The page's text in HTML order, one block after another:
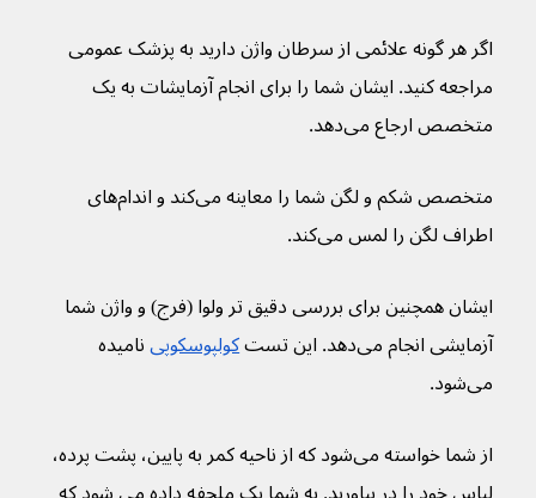
اگر هر گونه علائمی از سرطان واژن دارید به پزشک عمومی
مراجعه کنید. ایشان شما را برای انجام آزمایشات به یک
متخصص ارجاع می‌دهد.
متخصص شکم و لگن شما را معاینه می‌کند و اندام‌های
اطراف لگن را لمس می‌کند.
ایشان همچنین برای بررسی دقیق تر ولوا (فرج) و واژن شما
آزمایشی انجام می‌دهد. این تست
کولپوسکوپی نامیده
می‌شود.
از شما خواسته می‌شود که از ناحیه کمر به پایین، پشت پرده،